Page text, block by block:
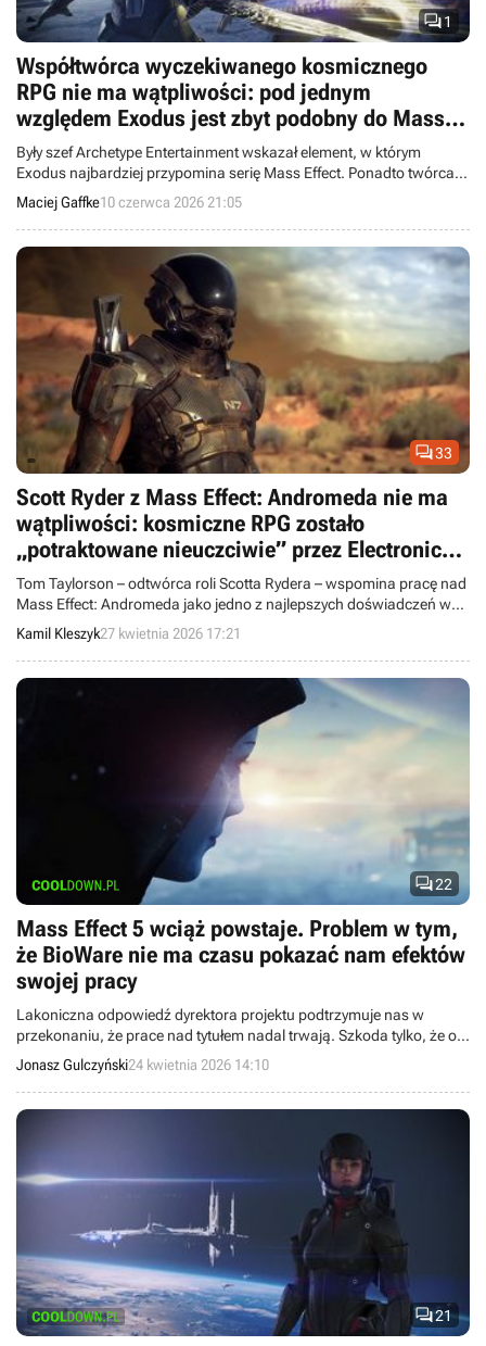
1
Współtwórca wyczekiwanego kosmicznego
RPG nie ma wątpliwości: pod jednym
względem Exodus jest zbyt podobny do Mass
Effect. Dwie rzeczy zapewnią grze unikalność
Były szef Archetype Entertainment wskazał element, w którym
Exodus najbardziej przypomina serię Mass Effect. Ponadto twórca
wymienił dwa czynniki wyróżniające nadciagającą produkcję.
Maciej Gaffke10 czerwca 2026 21:05
33
Scott Ryder z Mass Effect: Andromeda nie ma
wątpliwości: kosmiczne RPG zostało
„potraktowane nieuczciwie” przez Electronic
Arts i wydane zbyt wcześnie
Tom Taylorson – odtwórca roli Scotta Rydera – wspomina pracę nad
Mass Effect: Andromeda jako jedno z najlepszych doświadczeń w
swojej karierze, choć podkreśla, że grze zaszkodziła toksyczna
atmosfera i zbyt wczesny debiut.
Kamil Kleszyk27 kwietnia 2026 17:21
22
Mass Effect 5 wciąż powstaje. Problem w tym,
że BioWare nie ma czasu pokazać nam efektów
swojej pracy
Lakoniczna odpowiedź dyrektora projektu podtrzymuje nas w
przekonaniu, że prace nad tytułem nadal trwają. Szkoda tylko, że od
tak dawna nie dostaliśmy nowego materiału, który mógłby
przekazać trochę więcej niż kilka krótkich słów.
Jonasz Gulczyński24 kwietnia 2026 14:10
21